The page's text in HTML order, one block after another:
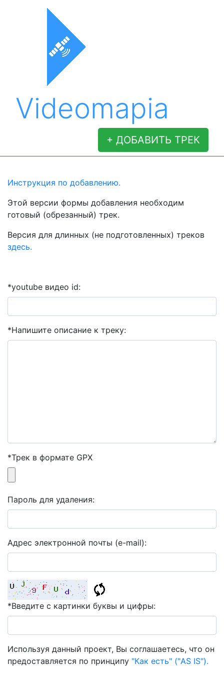
Videomapia
+ ДОБАВИТЬ ТРЕК
Инструкция по добавлению.
Этой версии формы добавления необходим
готовый (обрезанный) трек.
Версия для длинных (не подготовленных) треков
здесь.
*youtube видео id:
*Напишите описание к треку:
*Трек в формате GPX
Пароль для удаления:
Адрес электронной почты (e-mail):
*Введите с картинки буквы и цифры:
Используя данный проект, Вы соглашаетесь, что он
предоставляется по принципу "Как есть" ("AS IS").